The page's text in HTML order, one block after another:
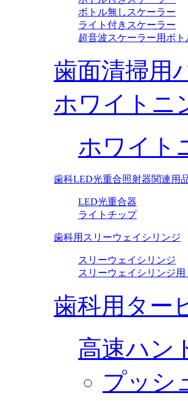
ボトル無しスケーラー
ライト付きスケーラー
超音波スケーラー用ボト
歯面清掃用
ホワイトニ
ホワイト
歯科LED光重合照射器関連用
LED光重合器
ライトチップ
歯科用スリーウェイシリンジ
スリーウェイシリンジ
スリーウェイシリンジ用
歯科用ター
高速ハン
プッシ